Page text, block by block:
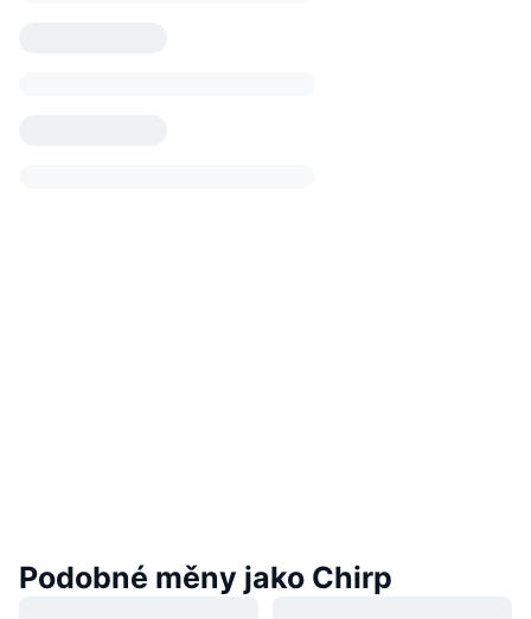
Podobné měny jako Chirp